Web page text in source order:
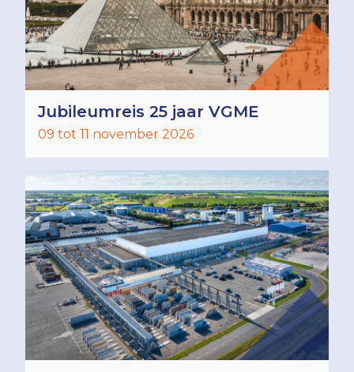
Jubileumreis 25 jaar VGME
09 tot 11 november 2026